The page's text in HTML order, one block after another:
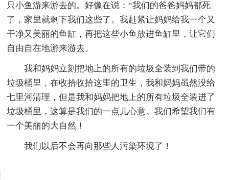
只小鱼游来游去的。好像在说：“我们的爸爸妈妈都死
了，家里就剩下我们这些了。我赶紧让妈妈给我一个又
干净又美丽的鱼缸，再把这些小鱼放进鱼缸里，让它们
自由自在地游来游去。
我和妈妈立刻把地上的所有的垃圾全装到我们带的
垃圾桶里，在收拾收拾这里的卫生，我和妈妈虽然没给
七里河清理，但是我和妈妈把地上的所有垃圾全装进了
垃圾桶里，这算是我们的一点儿心意。我们希望我们有
一个美丽的大自然！
我们以后不会再向那些人污染环境了！